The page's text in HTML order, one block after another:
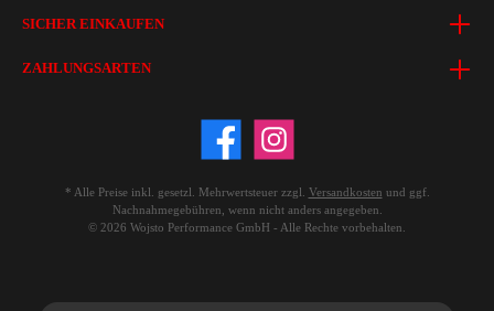
SICHER EINKAUFEN
ZAHLUNGSARTEN
* Alle Preise inkl. gesetzl. Mehrwertsteuer zzgl. Versandkosten und ggf.
Nachnahmegebühren, wenn nicht anders angegeben.
© 2026 Wojsto Performance GmbH - Alle Rechte vorbehalten.